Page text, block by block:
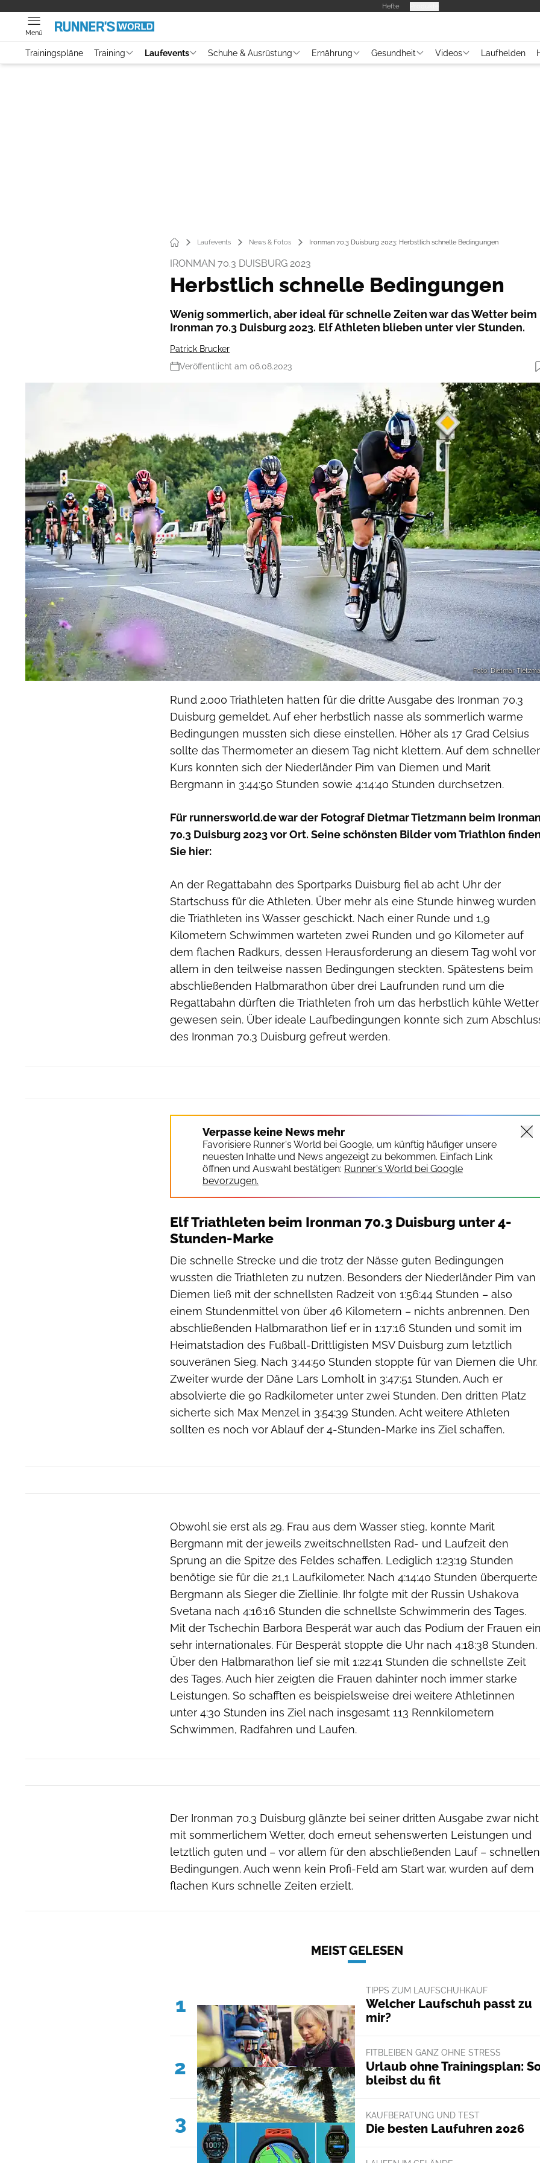
Hefte
Menü
Trainingspläne Training Laufevents Schuhe & Ausrüstung Ernährung Gesundheit Videos Laufhelden
Laufevents News & Fotos Ironman 70.3 Duisburg 2023: Herbstlich schnelle Bedingungen
IRONMAN 70.3 DUISBURG 2023
Herbstlich schnelle Bedingungen
Wenig sommerlich, aber ideal für schnelle Zeiten war das Wetter beim
Ironman 70.3 Duisburg 2023. Elf Athleten blieben unter vier Stunden.
Patrick Brucker
Veröffentlicht am 06.08.2023
Foto: Dietmar
Rund 2.000 Triathleten hatten für die dritte Ausgabe des Ironman 70.3
Duisburg gemeldet. Auf eher herbstlich nasse als sommerlich warme
Bedingungen mussten sich diese einstellen. Höher als 17 Grad Celsius
sollte das Thermometer an diesem Tag nicht klettern. Auf dem
Kurs konnten sich der Niederländer Pim van Diemen und Marit
Bergmann in 3:44:50 Stunden sowie 4:14:40 Stunden durchsetzen.
Für runnersworld.de war der Fotograf Dietmar Tietzmann beim Ironman
70.3 Duisburg 2023 vor Ort. Seine schönsten Bilder vom Triathlon finden
Sie hier:
An der Regattabahn des Sportparks Duisburg fiel ab acht Uhr der
Startschuss für die Athleten. Über mehr als eine Stunde hinweg wurden
die Triathleten ins Wasser geschickt. Nach einer Runde und 1,9
Kilometern Schwimmen warteten zwei Runden und 90 Kilometer auf
dem flachen Radkurs, dessen Herausforderung an diesem Tag wohl vor
allem in den teilweise nassen Bedingungen steckten. Spätestens beim
abschließenden Halbmarathon über drei Laufrunden rund um die
Regattabahn dürften die Triathleten froh um das herbstlich kühle Wetter
gewesen sein. Über ideale Laufbedingungen konnte sich zum
des Ironman 70.3 Duisburg gefreut werden.
Verpasse keine News mehr
Favorisiere Runner's World bei Google, um künftig häufiger unsere
neuesten Inhalte und News angezeigt zu bekommen. Einfach Link
öffnen und Auswahl bestätigen: Runner's World bei Google
bevorzugen.
Elf Triathleten beim Ironman 70.3 Duisburg unter 4-
Stunden-Marke
Die schnelle Strecke und die trotz der Nässe guten Bedingungen
wussten die Triathleten zu nutzen. Besonders der Niederländer Pim van
Diemen ließ mit der schnellsten Radzeit von 1:56:44 Stunden – also
einem Stundenmittel von über 46 Kilometern – nichts anbrennen. Den
abschließenden Halbmarathon lief er in 1:17:16 Stunden und somit im
Heimatstadion des Fußball-Drittligisten MSV Duisburg zum letztlich
souveränen Sieg. Nach 3:44:50 Stunden stoppte für van Diemen die Uhr.
Zweiter wurde der Däne Lars Lomholt in 3:47:51 Stunden. Auch er
absolvierte die 90 Radkilometer unter zwei Stunden. Den dritten Platz
sicherte sich Max Menzel in 3:54:39 Stunden. Acht weitere Athleten
sollten es noch vor Ablauf der 4-Stunden-Marke ins Ziel schaffen.
Obwohl sie erst als 29. Frau aus dem Wasser stieg, konnte Marit
Bergmann mit der jeweils zweitschnellsten Rad- und Laufzeit den
Sprung an die Spitze des Feldes schaffen. Lediglich 1:23:19 Stunden
benötige sie für die 21,1 Laufkilometer. Nach 4:14:40 Stunden überquerte
Bergmann als Sieger die Ziellinie. Ihr folgte mit der Russin Ushakova
Svetana nach 4:16:16 Stunden die schnellste Schwimmerin des Tages.
Mit der Tschechin Barbora Besperát war auch das Podium der Frauen ein
sehr internationales. Für Besperát stoppte die Uhr nach 4:18:38 Stunden.
Über den Halbmarathon lief sie mit 1:22:41 Stunden die schnellste Zeit
des Tages. Auch hier zeigten die Frauen dahinter noch immer starke
Leistungen. So schafften es beispielsweise drei weitere Athletinnen
unter 4:30 Stunden ins Ziel nach insgesamt 113 Rennkilometern
Schwimmen, Radfahren und Laufen.
Der Ironman 70.3 Duisburg glänzte bei seiner dritten Ausgabe zwar nicht
mit sommerlichem Wetter, doch erneut sehenswerten Leistungen und
letztlich guten und – vor allem für den abschließenden Lauf – schnellen
Bedingungen. Auch wenn kein Profi-Feld am Start war, wurden auf dem
flachen Kurs schnelle Zeiten erzielt.
MEIST GELESEN
1
TIPPS ZUM LAUFSCHUHKAUF
Welcher Laufschuh passt zu
mir?
2
FITBLEIBEN GANZ OHNE STRESS
Urlaub ohne Trainingsplan:
bleibst du fit
3 KAUFBERATUNG UND TEST
Die besten Laufuhren 2026